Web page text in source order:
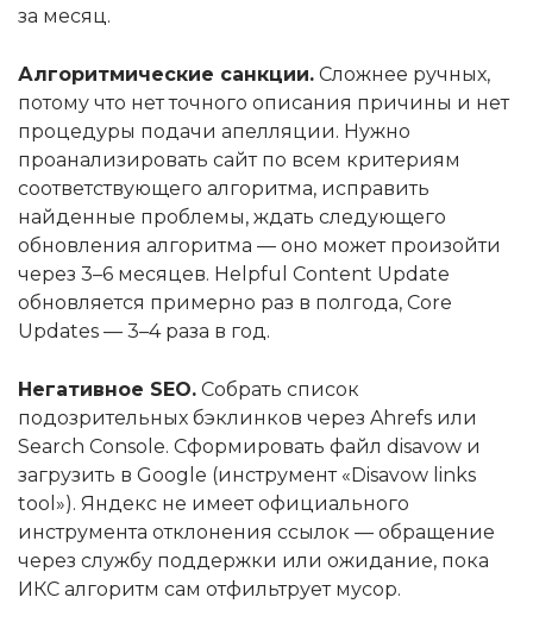
за месяц.
Алгоритмические санкции. Сложнее ручных,
потому что нет точного описания причины и нет
процедуры подачи апелляции. Нужно
проанализировать сайт по всем критериям
соответствующего алгоритма, исправить
найденные проблемы, ждать следующего
обновления алгоритма — оно может произойти
через 3–6 месяцев. Helpful Content Update
обновляется примерно раз в полгода, Core
Updates — 3–4 раза в год.
Негативное SEO. Собрать список
подозрительных бэклинков через Ahrefs или
Search Console. Сформировать файл disavow и
загрузить в Google (инструмент «Disavow links
tool»). Яндекс не имеет официального
инструмента отклонения ссылок — обращение
через службу поддержки или ожидание, пока
ИКС алгоритм сам отфильтрует мусор.